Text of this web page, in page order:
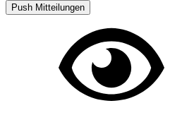
Push Mitteilungen